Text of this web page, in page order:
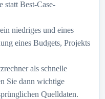
statt Best-Case-
niedriges und eines
eines Budgets, Projekts
als schnelle
Sie dann wichtige
Quelldaten.